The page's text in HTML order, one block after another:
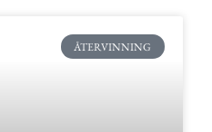
ÅTERVINNING